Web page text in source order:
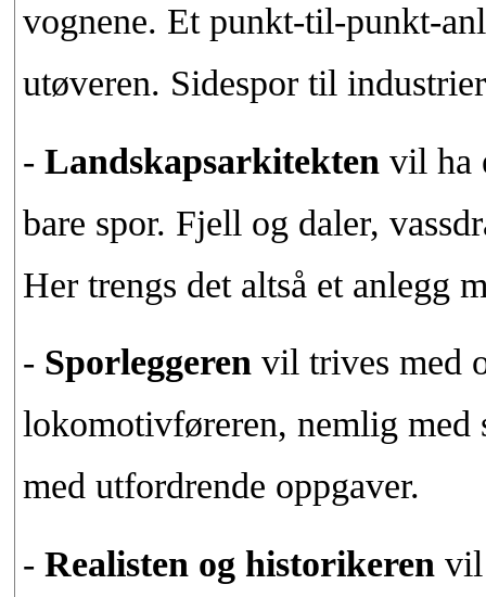
vognene. Et punkt-til-punkt-
utøveren. Sidespor til
- Landskapsarkitekten vil ha
bare spor. Fjell og daler,
Her trengs det altså et anlegg
- Sporleggerenvil trives med
lokomotivføreren, nemlig med
med utfordrende oppgaver.
- Realisten og historikeren vil